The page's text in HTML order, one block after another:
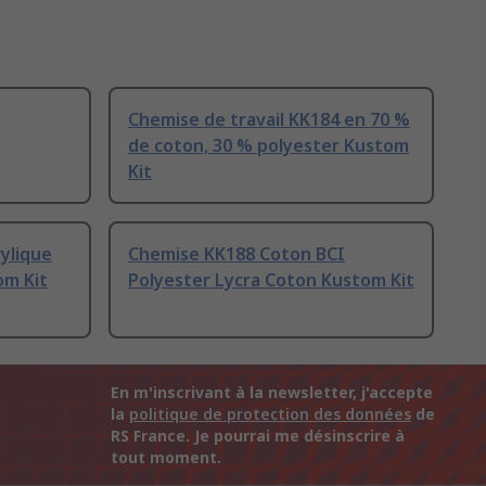
Chemise de travail KK184 en 70 %
de coton, 30 % polyester Kustom
Kit
Kit
Chemise KK188 Coton BCI
Polyester Lycra Coton Kustom Kit
En m'inscrivant à la newsletter, j'accepte
la politique de protection des données de
RS France. Je pourrai me désinscrire à
tout moment.